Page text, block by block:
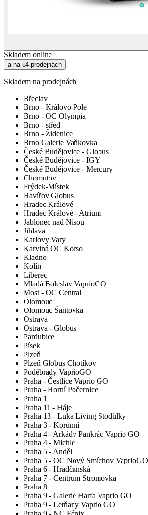
Skladem online
a na 54 prodejnách
Skladem na prodejnách
Břeclav
Brno - Královo Pole
Brno - OC Olympia
Brno - střed
Brno - Židenice
Brno Galerie Vaňkovka
České Budějovice - Globus
České Budějovice - IGY
České Budějovice - Mercury
Chomutov
Frýdek-Místek
Havířov Globus
Hradec Králové
Hradec Králové - Atrium
Jablonec nad Nisou
Jihlava
Karlovy Vary
Karviná OC Korso
Kladno
Kolín
Liberec
Mladá Boleslav VaprioGO
Most - OC Central
Olomouc
Olomouc Šantovka
Ostrava
Ostrava - Globus
Pardubice
Písek
Plzeň
Plzeň Globus Chotíkov
Poděbrady VaprioGO
Praha - Čestlice Vaprio GO
Praha - Horní Počernice
Praha 1
Praha 11 - Háje
Praha 13 - Luka Living Stodůlky
Praha 3 - Korunní
Praha 4 - Arkády Pankrác Vaprio GO
Praha 4 - Michle
Praha 5 - Anděl
Praha 5 - OC Nový Smíchov VaprioGO
Praha 6 - Hradčanská
Praha 7 - Centrum Stromovka
Praha 8
Praha 9 - Galerie Harfa Vaprio GO
Praha 9 - Letňany Vaprio GO